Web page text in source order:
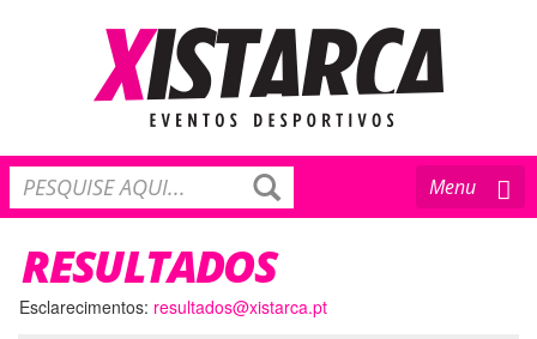
Toggle
navigation
Menu
RESULTADOS
Esclarecimentos: resultados@xistarca.pt